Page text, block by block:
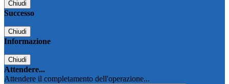
Chiudi
Successo
Chiudi
Informazione
Chiudi
Attendere...
Attendere il completamento dell'operazione...